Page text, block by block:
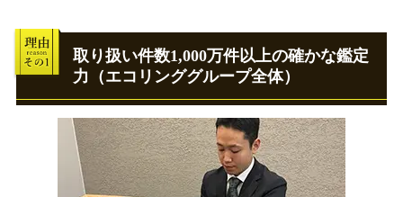
取り扱い件数1,000万件以上の確かな鑑定
力（エコリンググループ全体）